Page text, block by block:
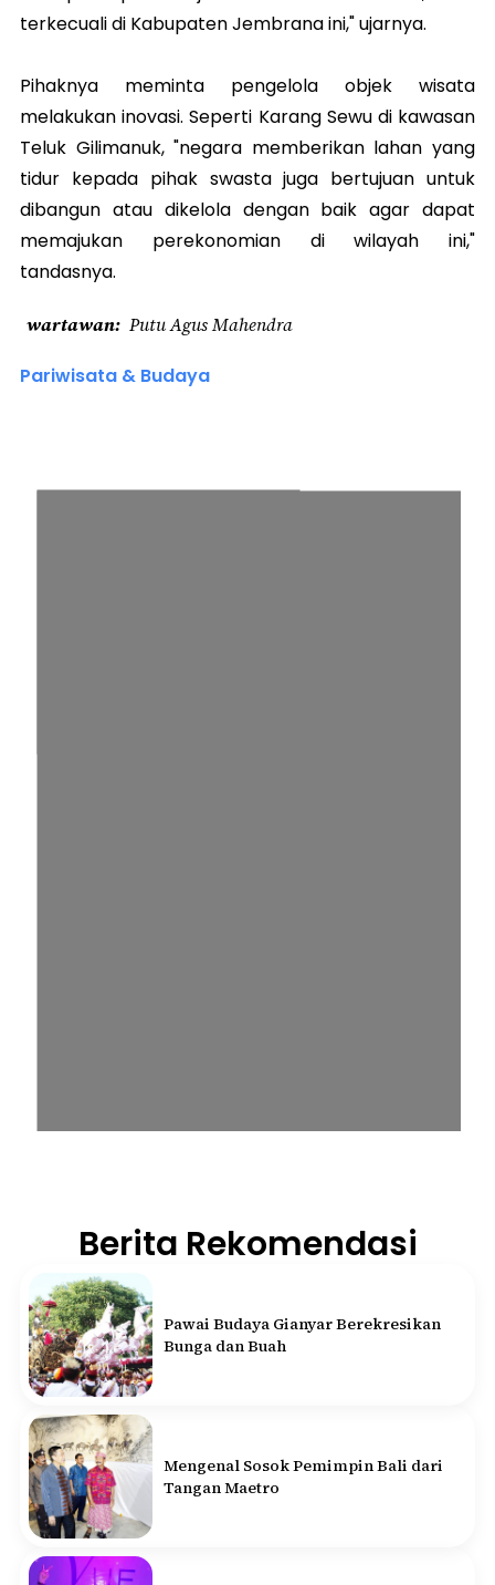
terkecuali di Kabupaten Jembrana ini," ujarnya.
Pihaknya meminta pengelola objek wisata
melakukan inovasi. Seperti Karang Sewu di kawasan
Teluk Gilimanuk, "negara memberikan lahan yang
tidur kepada pihak swasta juga bertujuan untuk
dibangun atau dikelola dengan baik agar dapat
memajukan perekonomian di wilayah ini,"
tandasnya.
wartawan Putu Agus Mahendra
Pariwisata & Budaya
Berita Rekomendasi
Pawai Budaya Gianyar Berekresikan
Bunga dan Buah
Mengenal Sosok Pemimpin Bali dari
Tangan Maetro